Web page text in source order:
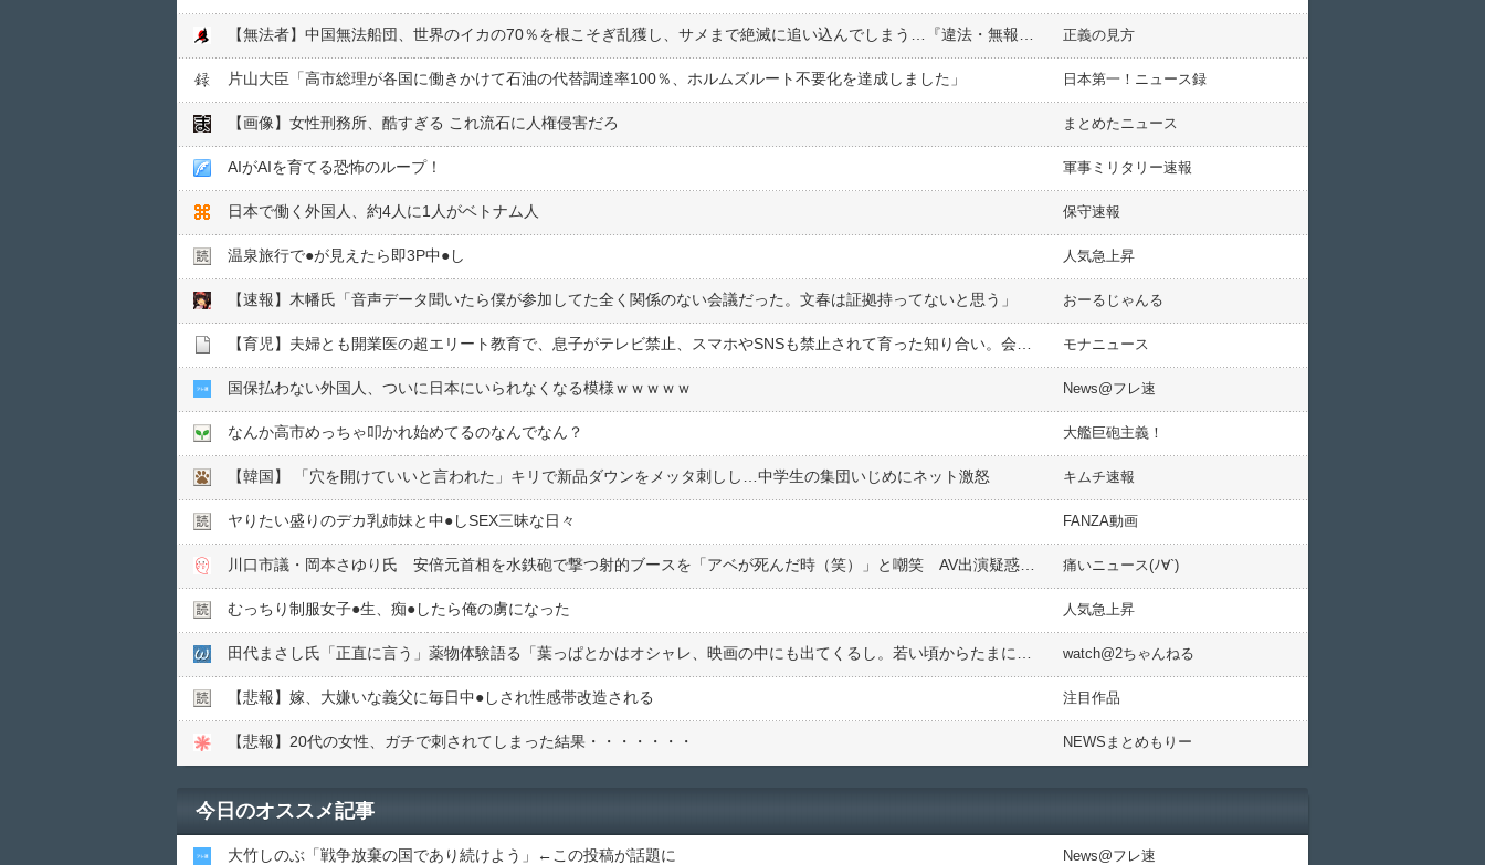
正義の見方
片山大臣「高市総理が各国に働きかけて石油の代替調達率100％、ホルムズルート不要化を達成しました」 日本第一！ニュース録
【画像】女性刑務所、酷すぎる これ流石に人権侵害だろ まとめたニュース
AIがAIを育てる恐怖のループ！ 軍事ミリタリー速報
日本で働く外国人、約4人に1人がベトナム人 保守速報
温泉旅行で●︎が見えたら即3P中●︎し 人気急上昇
【速報】木幡氏「音声データ聞いたら僕が参加してた全く関係のない会議だった。文春は証拠持ってないと思う」 おーるじゃんる
モナニュース
国保払わない外国人、ついに日本にいられなくなる模様ｗｗｗｗｗ News@フレ速
なんか高市めっちゃ叩かれ始めてるのなんでなん？ 大艦巨砲主義！
【韓国】 「穴を開けていいと言われた」キリで新品ダウンをメッタ刺しし…中学生の集団いじめにネット激怒 キムチ速報
ヤりたい盛りのデカ乳姉妹と中●︎しSEX三昧な日々 FANZA動画
痛いニュース(ﾉ∀`)
むっちり制服女子●︎生、痴●︎したら俺の虜になった 人気急上昇
watch@2ちゃんねる
【悲報】嫁、大嫌いな義父に毎日中●︎しされ性感帯改造される 注目作品
【悲報】20代の女性、ガチで刺されてしまった結果・・・・・・・ NEWSまとめもりー
今日のオススメ記事
大竹しのぶ「戦争放棄の国であり続けよう」←この投稿が話題に News@フレ速